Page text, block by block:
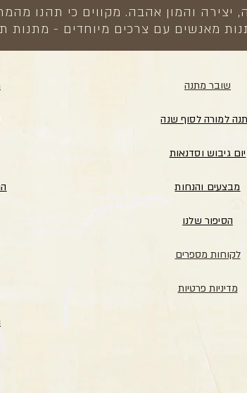
והמון אהבה. מקווים כי תהנו
מאנשים עם צרכים מיוחדים - מתנות
שובר מתנה
למורה לסוף שנה
יום גיבוש וסדנאות
מבצעים והנחות
הסיפור שלנו
לקוחות מספרים
מדיניות פרטיות